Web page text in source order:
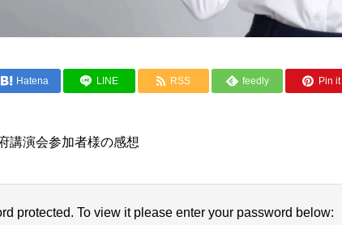
Hatena LINE RSS feedly Pin it
講演会参加者様の感想
protected. To view it please enter your password below: